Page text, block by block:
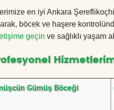
en iyi Ankara
böcek ve haşere
geçin ve sağlıklı yaşam
Gümüş Böceği